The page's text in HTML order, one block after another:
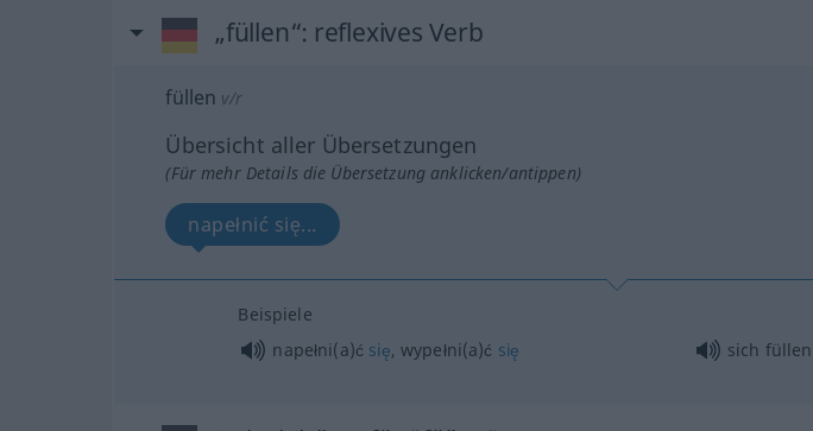
„füllen“: reflexives Verb
füllen v/r
Übersicht aller Übersetzungen
(Für mehr Details die Übersetzung anklicken/antippen)
napełnić się...
Beispiele
napełni(a)ć się, wypełni(a)ć się sich füllen